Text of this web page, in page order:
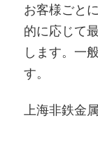
お客様ごと
的に応じて
します。一
す。
上海非鉄金